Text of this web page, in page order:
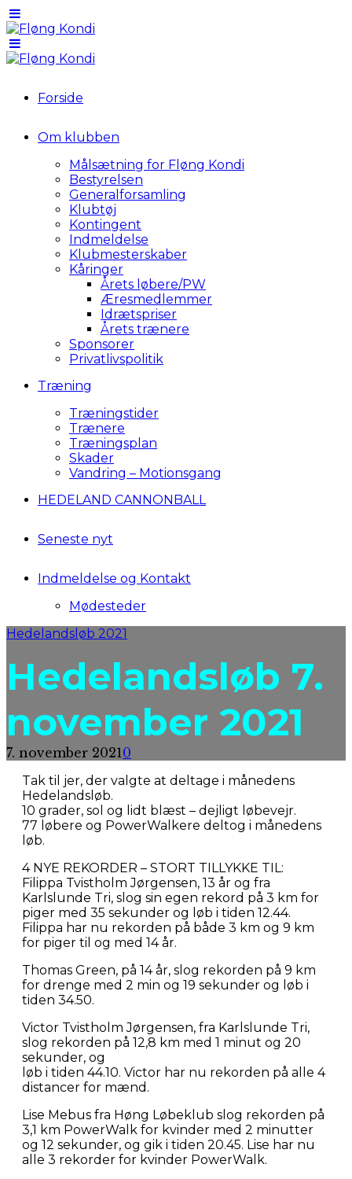
Forside
Om klubben
Målsætning for Fløng Kondi
Bestyrelsen
Generalforsamling
Klubtøj
Kontingent
Indmeldelse
Klubmesterskaber
Kåringer
Årets løbere/PW
Æresmedlemmer
Idrætspriser
Årets trænere
Sponsorer
Privatlivspolitik
Træning
Træningstider
Trænere
Træningsplan
Skader
Vandring – Motionsgang
HEDELAND CANNONBALL
Seneste nyt
Indmeldelse og Kontakt
Mødesteder
Hedelandsløb 2021
Hedelandsløb 7.
november 2021
7. november 20210
Tak til jer, der valgte at deltage i månedens
Hedelandsløb.
10 grader, sol og lidt blæst – dejligt løbevejr.
77 løbere og PowerWalkere deltog i månedens
løb.
4 NYE REKORDER – STORT TILLYKKE TIL:
Filippa Tvistholm Jørgensen, 13 år og fra
Karlslunde Tri, slog sin egen rekord på 3 km for
piger med 35 sekunder og løb i tiden 12.44.
Filippa har nu rekorden på både 3 km og 9 km
for piger til og med 14 år.
Thomas Green, på 14 år, slog rekorden på 9 km
for drenge med 2 min og 19 sekunder og løb i
tiden 34.50.
Victor Tvistholm Jørgensen, fra Karlslunde Tri,
slog rekorden på 12,8 km med 1 minut og 20
sekunder, og
løb i tiden 44.10. Victor har nu rekorden på alle 4
distancer for mænd.
Lise Mebus fra Høng Løbeklub slog rekorden på
3,1 km PowerWalk for kvinder med 2 minutter
og 12 sekunder, og gik i tiden 20.45. Lise har nu
alle 3 rekorder for kvinder PowerWalk.